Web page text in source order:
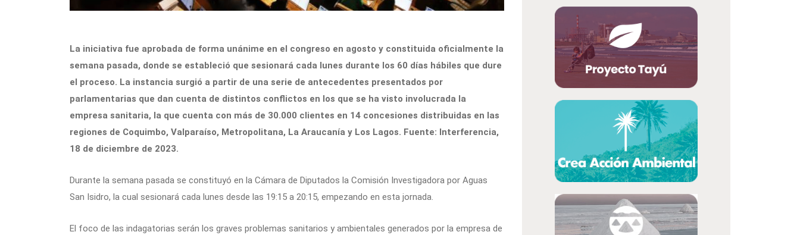
La iniciativa fue aprobada de forma unánime en el congreso en agosto y constituida oficialmente la
semana pasada, donde se estableció que sesionará cada lunes durante los 60 días hábiles que dure
el proceso. La instancia surgió a partir de una serie de antecedentes presentados por
parlamentarias que dan cuenta de distintos conflictos en los que se ha visto involucrada la
empresa sanitaria, la que cuenta con más de 30.000 clientes en 14 concesiones distribuidas en las
regiones de Coquimbo, Valparaíso, Metropolitana, La Araucanía y Los Lagos. Fuente: Interferencia,
18 de diciembre de 2023.
Durante la semana pasada se constituyó en la Cámara de Diputados la Comisión Investigadora por Aguas
San Isidro, la cual sesionará cada lunes desde las 19:15 a 20:15, empezando en esta jornada.
El foco de las indagatorias serán los graves problemas sanitarios y ambientales generados por la empresa de